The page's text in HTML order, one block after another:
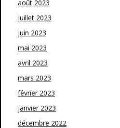
août 2023
juillet 2023
juin 2023
mai 2023
avril 2023
mars 2023
février 2023
janvier 2023
décembre 2022